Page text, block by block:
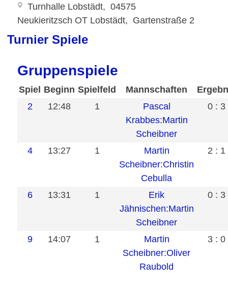
Turnhalle Lobstädt
04575
Neukieritzsch OT Lobstädt
Gartenstraße 2
Turnier Spiele
Gruppenspiele
Spiel Beginn Spielfeld Mannschaften
2
12:48 1
Pascal
Krabbes:Martin
Scheibner
0 : 3
4 13:27 1
Martin
Scheibner:Christin
Cebulla
2 : 1
6 13:31 1
Erik
Jähnischen:Martin
Scheibner
0 : 3
9 14:07 1
Martin
Scheibner:Oliver
Raubold
3 : 0